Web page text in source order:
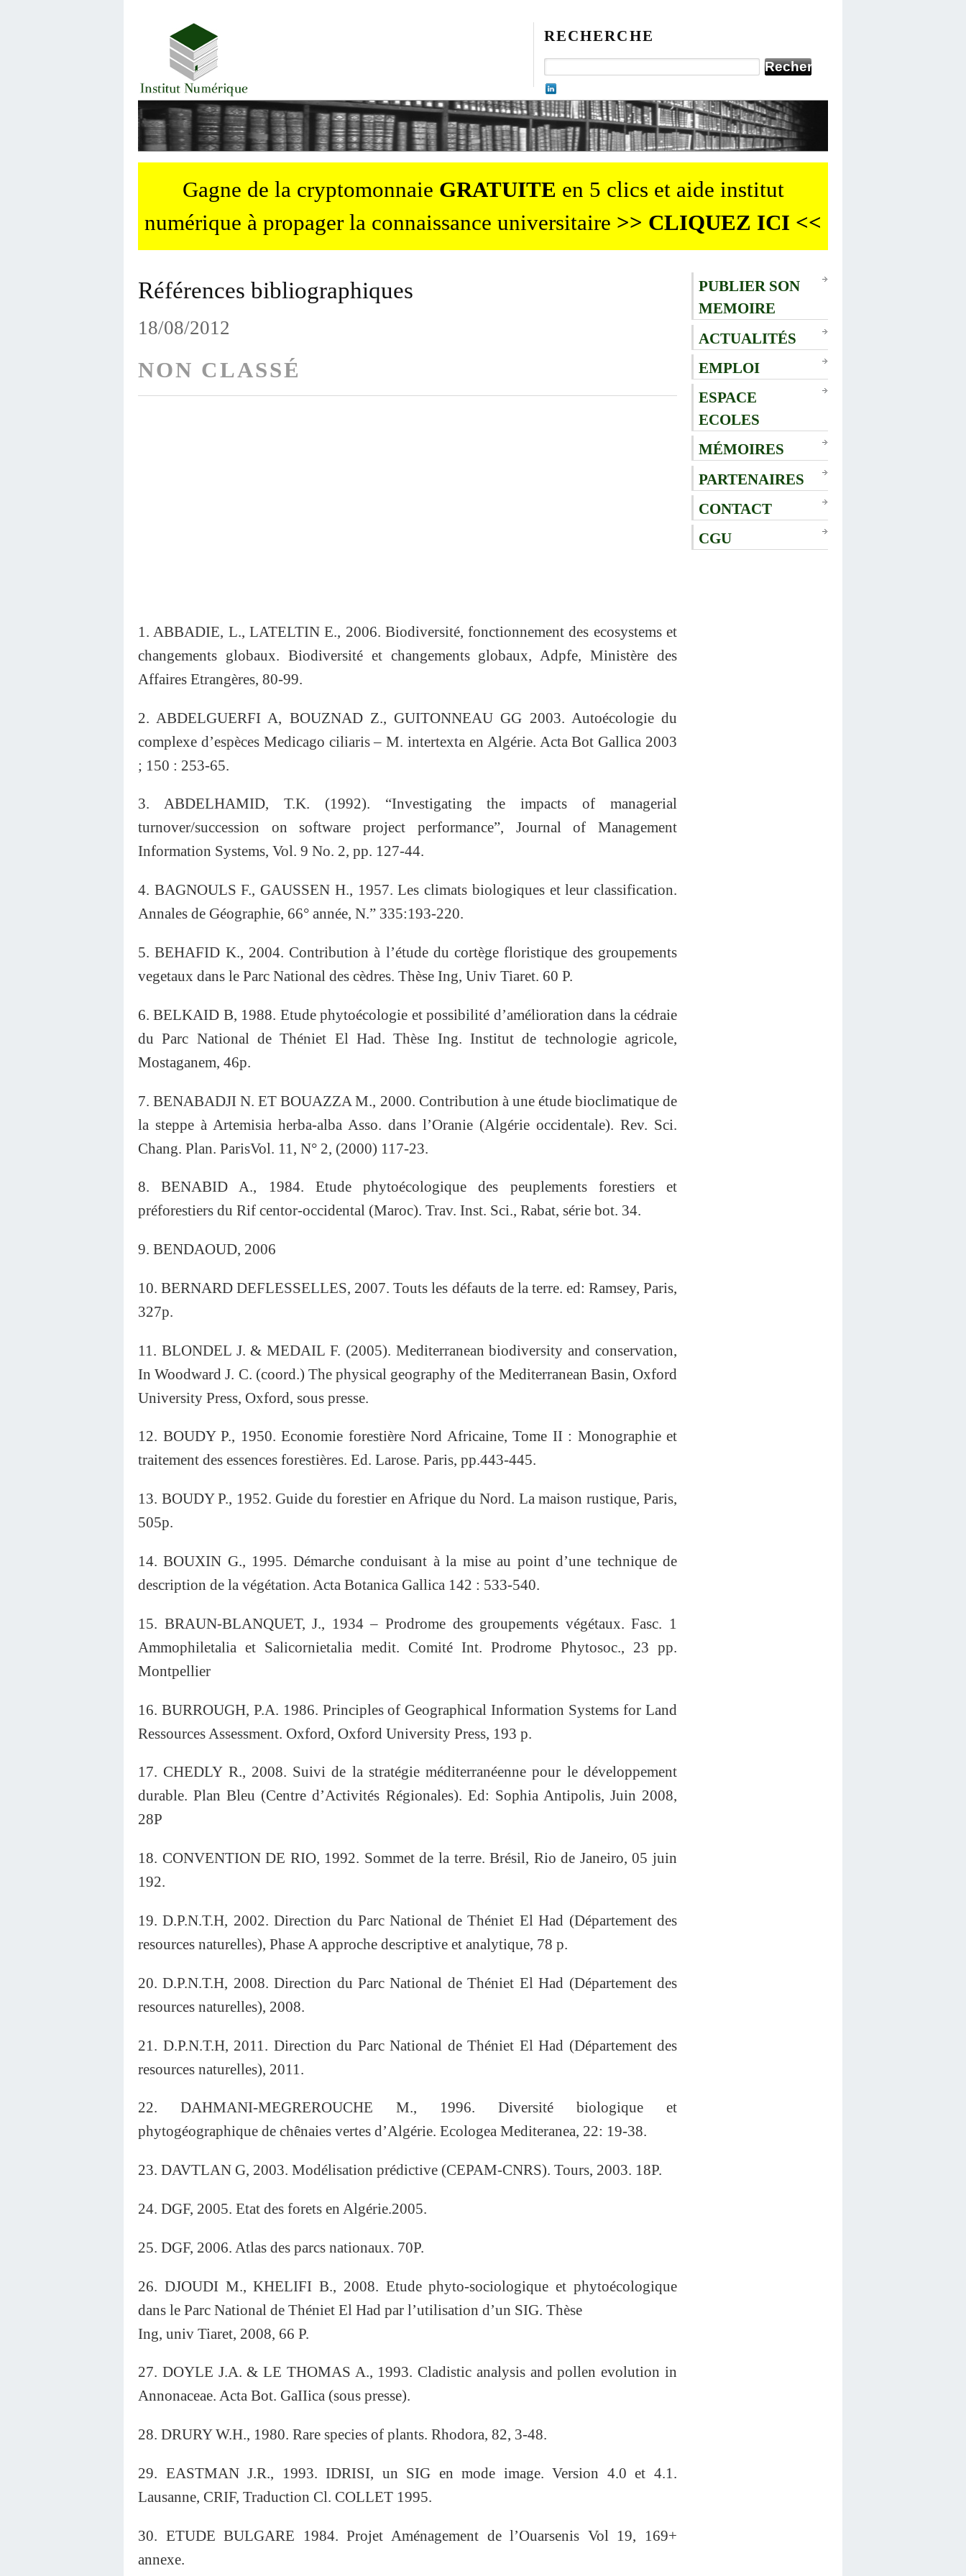
RECHERCHE
Gagne de la cryptomonnaie GRATUITE en 5 clics et aide institut
numérique à propager la connaissance universitaire >> CLIQUEZ ICI <<
Références bibliographiques
18/08/2012
NON CLASSÉ
1. ABBADIE, L., LATELTIN E., 2006. Biodiversité, fonctionnement des ecosystems et
changements globaux. Biodiversité et changements globaux, Adpfe, Ministère des
Affaires Etrangères, 80-99.
2. ABDELGUERFI A, BOUZNAD Z., GUITONNEAU GG 2003. Autoécologie du
complexe d’espèces Medicago ciliaris – M. intertexta en Algérie. Acta Bot Gallica 2003
; 150 : 253-65.
3. ABDELHAMID, T.K. (1992). “Investigating the impacts of managerial
turnover/succession on software project performance”, Journal of Management
Information Systems, Vol. 9 No. 2, pp. 127-44.
4. BAGNOULS F., GAUSSEN H., 1957. Les climats biologiques et leur classification.
Annales de Géographie, 66° année, N.” 335:193-220.
5. BEHAFID K., 2004. Contribution à l’étude du cortège floristique des groupements
vegetaux dans le Parc National des cèdres. Thèse Ing, Univ Tiaret. 60 P.
6. BELKAID B, 1988. Etude phytoécologie et possibilité d’amélioration dans la cédraie
du Parc National de Théniet El Had. Thèse Ing. Institut de technologie agricole,
Mostaganem, 46p.
7. BENABADJI N. ET BOUAZZA M., 2000. Contribution à une étude bioclimatique de
la steppe à Artemisia herba-alba Asso. dans l’Oranie (Algérie occidentale). Rev. Sci.
Chang. Plan. ParisVol. 11, N° 2, (2000) 117-23.
8. BENABID A., 1984. Etude phytoécologique des peuplements forestiers et
préforestiers du Rif centor-occidental (Maroc). Trav. Inst. Sci., Rabat, série bot. 34.
9. BENDAOUD, 2006
10. BERNARD DEFLESSELLES, 2007. Touts les défauts de la terre. ed: Ramsey, Paris,
327p.
11. BLONDEL J. & MEDAIL F. (2005). Mediterranean biodiversity and conservation,
In Woodward J. C. (coord.) The physical geography of the Mediterranean Basin, Oxford
University Press, Oxford, sous presse.
12. BOUDY P., 1950. Economie forestière Nord Africaine, Tome II : Monographie et
traitement des essences forestières. Ed. Larose. Paris, pp.443-445.
13. BOUDY P., 1952. Guide du forestier en Afrique du Nord. La maison rustique, Paris,
505p.
14. BOUXIN G., 1995. Démarche conduisant à la mise au point d’une technique de
description de la végétation. Acta Botanica Gallica 142 : 533-540.
15. BRAUN-BLANQUET, J., 1934 – Prodrome des groupements végétaux. Fasc. 1
Ammophiletalia et Salicornietalia medit. Comité Int. Prodrome Phytosoc., 23 pp.
Montpellier
16. BURROUGH, P.A. 1986. Principles of Geographical Information Systems for Land
Ressources Assessment. Oxford, Oxford University Press, 193 p.
17. CHEDLY R., 2008. Suivi de la stratégie méditerranéenne pour le développement
durable. Plan Bleu (Centre d’Activités Régionales). Ed: Sophia Antipolis, Juin 2008,
28P
18. CONVENTION DE RIO, 1992. Sommet de la terre. Brésil, Rio de Janeiro, 05 juin
192.
19. D.P.N.T.H, 2002. Direction du Parc National de Théniet El Had (Département des
resources naturelles), Phase A approche descriptive et analytique, 78 p.
20. D.P.N.T.H, 2008. Direction du Parc National de Théniet El Had (Département des
resources naturelles), 2008.
21. D.P.N.T.H, 2011. Direction du Parc National de Théniet El Had (Département des
resources naturelles), 2011.
22. DAHMANI-MEGREROUCHE M., 1996. Diversité biologique et
phytogéographique de chênaies vertes d’Algérie. Ecologea Mediteranea, 22: 19-38.
23. DAVTLAN G, 2003. Modélisation prédictive (CEPAM-CNRS). Tours, 2003. 18P.
24. DGF, 2005. Etat des forets en Algérie.2005.
25. DGF, 2006. Atlas des parcs nationaux. 70P.
26. DJOUDI M., KHELIFI B., 2008. Etude phyto-sociologique et phytoécologique
dans le Parc National de Théniet El Had par l’utilisation d’un SIG. Thèse
Ing, univ Tiaret, 2008, 66 P.
27. DOYLE J.A. & LE THOMAS A., 1993. Cladistic analysis and pollen evolution in
Annonaceae. Acta Bot. GaIIica (sous presse).
28. DRURY W.H., 1980. Rare species of plants. Rhodora, 82, 3-48.
29. EASTMAN J.R., 1993. IDRISI, un SIG en mode image. Version 4.0 et 4.1.
Lausanne, CRIF, Traduction Cl. COLLET 1995.
30. ETUDE BULGARE 1984. Projet Aménagement de l’Ouarsenis Vol 19, 169+
annexe.
PUBLIER SON
MEMOIRE
ACTUALITÉS
EMPLOI
ESPACE
ECOLES
MÉMOIRES
PARTENAIRES
CONTACT
CGU